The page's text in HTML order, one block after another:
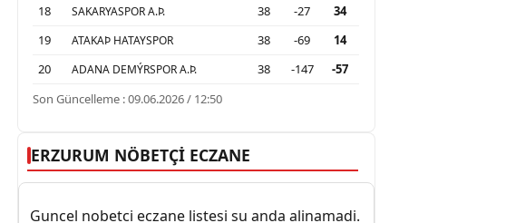
18
SAKARYASPOR A.Þ. 38 -27
34
19
ATAKAÞ HATAYSPOR 38 -69
14
20
ADANA DEMÝRSPOR A.Þ. 38 -147
-57
Son Güncelleme : 09.06.2026 / 12:50
ERZURUM NÖBETÇİ ECZANE
Guncel nobetci eczane listesi su anda alinamadi.